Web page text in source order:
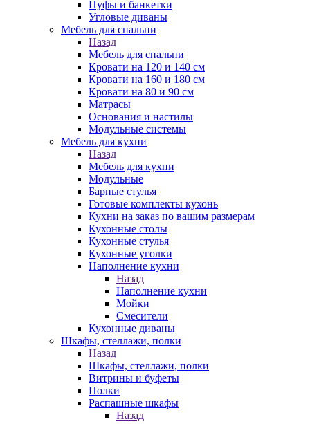
Пуфы и банкетки
Угловые диваны
Мебель для спальни
Назад
Мебель для спальни
Кровати на 120 и 140 см
Кровати на 160 и 180 см
Кровати на 80 и 90 см
Матрасы
Основания и настилы
Модульные системы
Мебель для кухни
Назад
Мебель для кухни
Модульные
Барные стулья
Готовые комплекты кухонь
Кухни на заказ по вашим размерам
Кухонные столы
Кухонные стулья
Кухонные уголки
Наполнение кухни
Назад
Наполнение кухни
Мойки
Смесители
Кухонные диваны
Шкафы, стеллажи, полки
Назад
Шкафы, стеллажи, полки
Витрины и буфеты
Полки
Распашные шкафы
Назад